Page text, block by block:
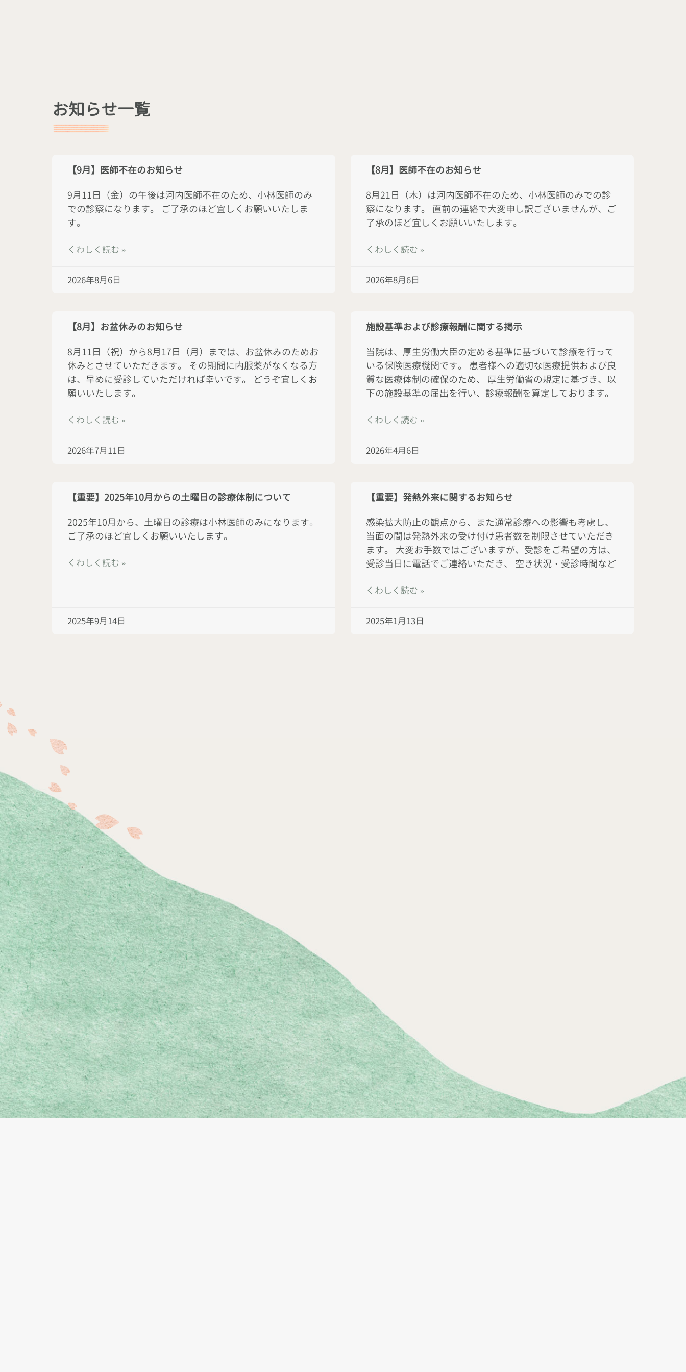
お知らせ一覧
【9月】医師不在のお知らせ
9月11日（金）の午後は河内医師不在のため、小林医師のみ
での診察になります。 ご了承のほど宜しくお願いいたしま
す。
くわしく読む »
2026年8月6日
【8月】医師不在のお知らせ
8月21日（木）は河内医師不在のため、小林医師のみでの診
察になります。 直前の連絡で大変申し訳ございませんが、ご
了承のほど宜しくお願いいたします。
くわしく読む »
2026年8月6日
【8月】お盆休みのお知らせ
8月11日（祝）から8月17日（月）までは、お盆休みのためお
休みとさせていただきます。 その期間に内服薬がなくなる方
は、早めに受診していただければ幸いです。 どうぞ宜しくお
願いいたします。
くわしく読む »
2026年7月11日
施設基準および診療報酬に関する掲示
当院は、厚生労働大臣の定める基準に基づいて診療を行って
いる保険医療機関です。 患者様への適切な医療提供および良
質な医療体制の確保のため、 厚生労働省の規定に基づき、以
下の施設基準の届出を行い、診療報酬を算定しております。
くわしく読む »
2026年4月6日
【重要】2025年10月からの土曜日の診療体制について
2025年10月から、土曜日の診療は小林医師のみになります。
ご了承のほど宜しくお願いいたします。
くわしく読む »
2025年9月14日
【重要】発熱外来に関するお知らせ
感染拡大防止の観点から、また通常診療への影響も考慮し、
当面の間は発熱外来の受け付け患者数を制限させていただき
ます。 大変お手数ではございますが、受診をご希望の方は、
受診当日に電話でご連絡いただき、 空き状況・受診時間など
くわしく読む »
2025年1月13日